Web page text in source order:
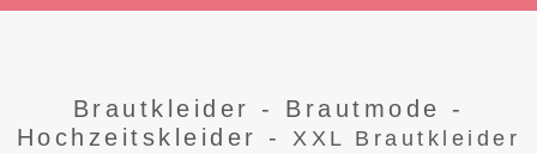
Brautkleider - Brautmode -
Hochzeitskleider - XXL Brautkleider